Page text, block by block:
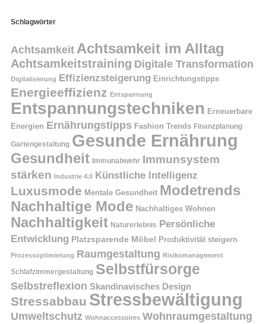
Schlagwörter
Achtsamkeit Achtsamkeit im Alltag
Achtsamkeitstraining Digitale Transformation
Digitalisierung Effizienzsteigerung Einrichtungstipps
Energieeffizienz Entspannung
Entspannungstechniken Erneuerbare
Energien Ernährungstipps Fashion Trends Finanzplanung
Gartengestaltung Gesunde Ernährung
Gesundheit Immunabwehr Immunsystem
stärken Industrie 4.0 Künstliche Intelligenz
Luxusmode Mentale Gesundheit Modetrends
Nachhaltige Mode Nachhaltiges Wohnen
Nachhaltigkeit Naturerlebnis Persönliche
Entwicklung Platzsparende Möbel Produktivität steigern
Prozessoptimierung Raumgestaltung Risikomanagement
Schlafzimmergestaltung Selbstfürsorge
Selbstreflexion Skandinavisches Design
Stressabbau Stressbewältigung
Umweltschutz Wohnaccessoires Wohnraumgestaltung